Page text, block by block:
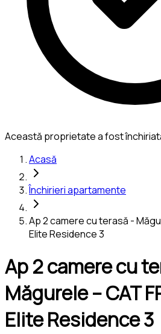
Această proprietate a fost
Acasă
Închirieri apartamente
Ap 2 camere cu terasă -
Elite Residence 3
Ap 2 camere cu
Măgurele – CAT
Elite Residence 3